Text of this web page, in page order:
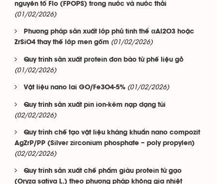
nguyên tố Flo (FPOPS) trong nước và nước thải
(01/02/2026)
Phương pháp sản xuất lớp phủ tinh thể αAl2O3 hoặc
ZrSiO4 thay thế lớp men gốm (01/02/2026)
Quy trình sản xuất protein đơn bào từ phế liệu gỗ
(01/02/2026)
Vật liệu nano lai GO/Fe3O4-5% (01/02/2026)
Quy trình sản xuất pin ion-kẽm nạp dạng túi
(02/02/2026)
Quy trình chế tạo vật liệu kháng khuẩn nano compozit
AgZrP/PP (Silver zirconium phosphate – poly propylen)
(02/02/2026)
Quy trình sản xuất chế phẩm giàu protein từ gạo
(Oryza sativa L.) theo phương pháp không gia nhiệt